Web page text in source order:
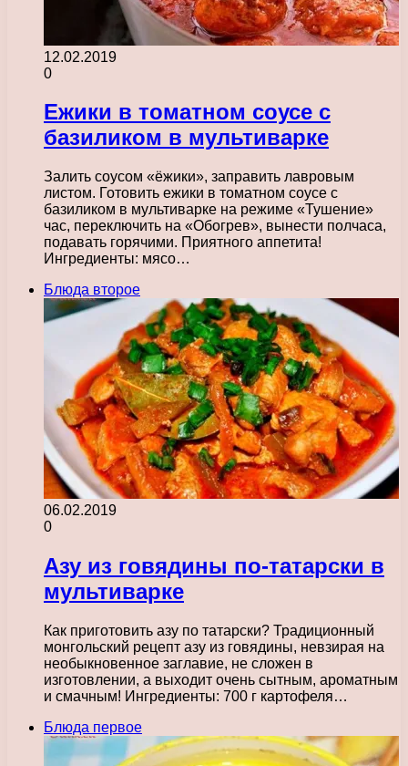
12.02.2019
0
Ежики в томатном соусе с
базиликом в мультиварке
Залить соусом «ёжики», заправить лавровым
листом. Готовить ежики в томатном соусе с
базиликом в мультиварке на режиме «Тушение»
час, переключить на «Обогрев», вынести полчаса,
подавать горячими. Приятного аппетита!
Ингредиенты: мясо…
Блюда второе
06.02.2019
0
Азу из говядины по-татарски в
мультиварке
Как приготовить азу по татарски? Традиционный
монгольский рецепт азу из говядины, невзирая на
необыкновенное заглавие, не сложен в
изготовлении, а выходит очень сытным, ароматным
и смачным! Ингредиенты: 700 г картофеля…
Блюда первое